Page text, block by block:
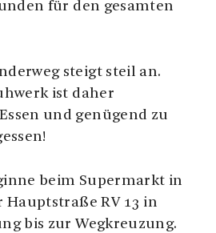
für den gesamten
steigt steil an.
ist daher
und genügend zu
beim Supermarkt in
Hauptstraße RV 13 in
bis zur Wegkreuzung.